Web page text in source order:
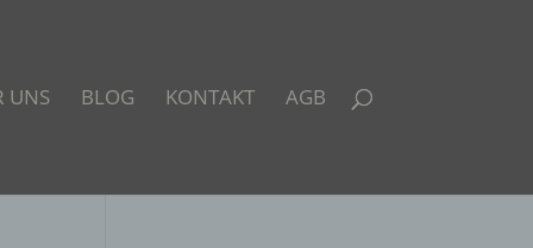
UNS BLOG KONTAKT AGB